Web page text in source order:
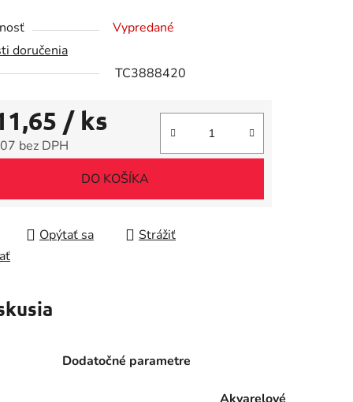
Vypredané
doručenia
TC3888420
/ ks
bez DPH
DO KOŠÍKA
Opýtať sa
Strážiť
Dodatočné parametre